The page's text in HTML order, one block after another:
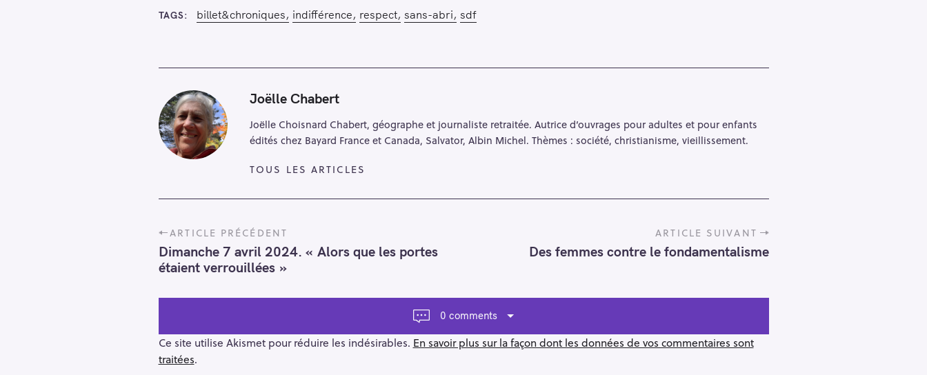
TAGS billet&chroniques indifférence respect sans-abri sdf
Joëlle Chabert
Joëlle Choisnard Chabert, géographe et journaliste retraitée. Autrice d’ouvrages pour adultes et pour enfants
édités chez Bayard France et Canada, Salvator, Albin Michel. Thèmes : société, christianisme, vieillissement.
TOUS LES ARTICLES
P
o
s
t
n
v
i
g
ARTICLE PRÉCÉDENT
Dimanche 7 avril 2024. « Alors que les portes
étaient verrouillées »
ARTICLE SUIVANT
Des femmes contre le fondamentalisme
0 comments
Ce site utilise Akismet pour réduire les indésirables. En savoir plus sur la façon dont les données de vos commentaires sont
traitées.